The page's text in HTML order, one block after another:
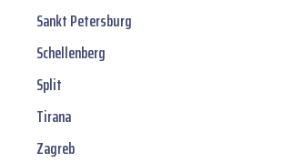
Sankt Petersburg
Schellenberg
Split
Tirana
Zagreb